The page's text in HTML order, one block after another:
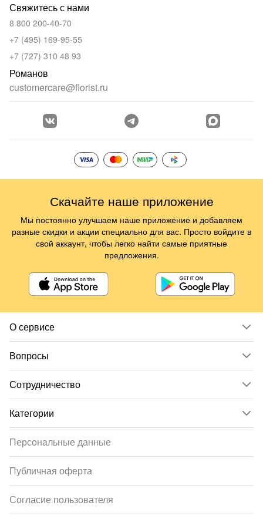
О сервисе
Вопросы
Сотрудничество
Категории
Свяжитесь с нами
8 800 200-40-70
+7 (495) 169-95-55
+7 (727) 310 48 93
Романов
customercare@florist.ru
Персональные данные
Публичная оферта
Согласие пользователя
Скачайте наше приложение
Мы постоянно улучшаем наше приложение и добавляем
разные скидки и акции специально для вас. Просто войдите в
свой аккаунт, чтобы легко найти самые приятные
предложения.